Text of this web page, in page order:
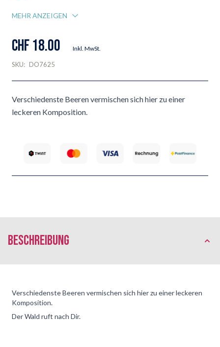
MEHR ANZEIGEN
CHF 18.00 Inkl. MwSt.
SKU: DO7625
Verschiedenste Beeren vermischen sich hier zu einer
leckeren Komposition.
Beschreibung
Verschiedenste Beeren vermischen sich hier zu einer leckeren
Komposition.
Der Wald ruft nach Dir.